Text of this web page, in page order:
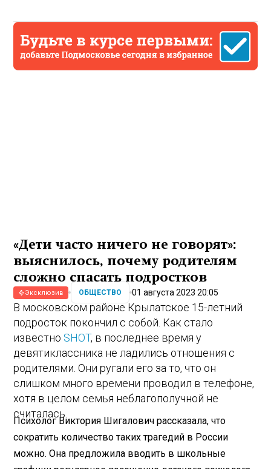
«Дети часто ничего не говорят»:
выяснилось, почему родителям
сложно спасать подростков
Эксклюзив ОБЩЕСТВО 01 августа 2023 20:05
В московском районе Крылатское 15-летний
подросток покончил с собой. Как стало
известно SHOT, в последнее время у
девятиклассника не ладились отношения с
родителями. Они ругали его за то, что он
слишком много времени проводил в телефоне,
хотя в целом семья неблагополучной не
считалась.
Психолог Виктория Шигалович рассказала, что
сократить количество таких трагедий в России
можно. Она предложила вводить в школьные